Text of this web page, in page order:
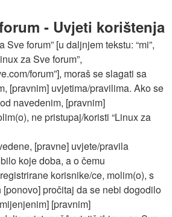
- Uvjeti korištenja
Sve forum” [u daljnjem tekstu: “mi”,
za Sve forum”,
forum”], moraš se slagati sa
[pravnim] uvjetima/pravilima. Ako se
navedenim, [pravnim]
ne pristupaj/koristi “Linux za
[pravne] uvjete/pravila
koje doba, a o čemu
korisnike/ce, molim(o), s
pročitaj da se nebi dogodilo
[pravnim]